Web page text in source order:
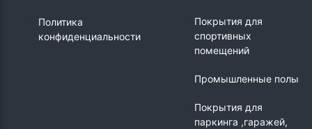
Политика
конфиденциальности
Покрытия для
спортивных
помещений
Промышленные полы
Покрытия для
паркинга ,гаражей,